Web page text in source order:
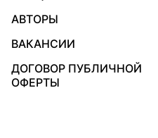
АВТОРЫ
ВАКАНСИИ
ДОГОВОР ПУБЛИЧНОЙ
ОФЕРТЫ